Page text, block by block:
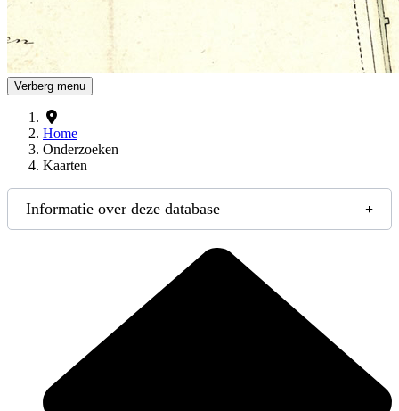
Verberg menu
Home
Onderzoeken
Kaarten
Informatie over deze database